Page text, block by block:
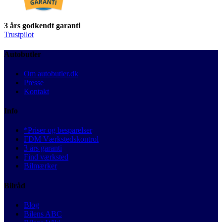
3 års godkendt garanti
Trustpilot
Autobutler
Om autobutler.dk
Presse
Kontakt
Info
*Priser og besparelser
FDM Værkstedskontrol
3 års garanti
Find værksted
Bilmærker
Bilråd
Blog
Bilens ABC